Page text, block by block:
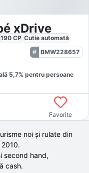
xDrive
190 CP Cutie automată
BMW228657
5,7% pentru persoane
Favorite
noi și rulate din
2010.
second hand,
cash.